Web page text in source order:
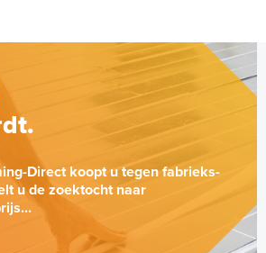
Direct koopt u tegen fabrieks-
u de zoektocht naar